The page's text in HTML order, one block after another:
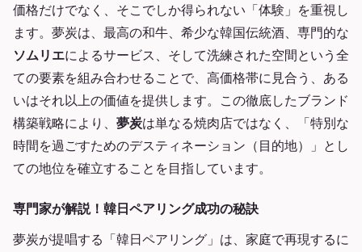
価格だけでなく、そこでしか得られない「体験」を重視し
ます。夢炭は、最高の和牛、希少な韓国伝統酒、専門的な
ソムリエによるサービス、そして洗練された空間という全
ての要素を組み合わせることで、高価格帯に見合う、ある
いはそれ以上の価値を提供します。この徹底したブランド
構築戦略により、 夢炭は単なる焼肉店ではなく、「特別な
時間を過ごすためのデスティネーション（目的地）」とし
ての地位を確立することを目指しています。
専門家が解説！韓日ペアリング成功の秘訣
夢炭が提唱する「韓日ペアリング」は、家庭で再現するに